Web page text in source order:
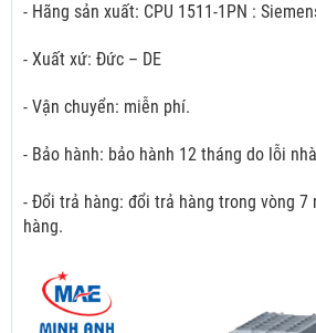
- Hãng sản xuất: CPU 1511-1PN :
- Xuất xứ: Đức – DE
- Vận chuyển: miễn phí.
- Bảo hành: bảo hành 12 tháng do lỗi
- Đổi trả hàng: đổi trả hàng trong vòng 7
hàng.